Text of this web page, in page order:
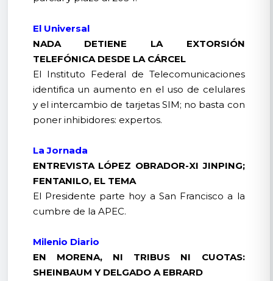
El Universal
NADA DETIENE LA EXTORSIÓN
TELEFÓNICA DESDE LA CÁRCEL
El Instituto Federal de Telecomunicaciones
identifica un aumento en el uso de celulares
y el intercambio de tarjetas SIM; no basta con
poner inhibidores: expertos.
La Jornada
ENTREVISTA LÓPEZ OBRADOR-XI JINPING;
FENTANILO, EL TEMA
El Presidente parte hoy a San Francisco a la
cumbre de la APEC.
Milenio Diario
EN MORENA, NI TRIBUS NI CUOTAS:
SHEINBAUM Y DELGADO A EBRARD